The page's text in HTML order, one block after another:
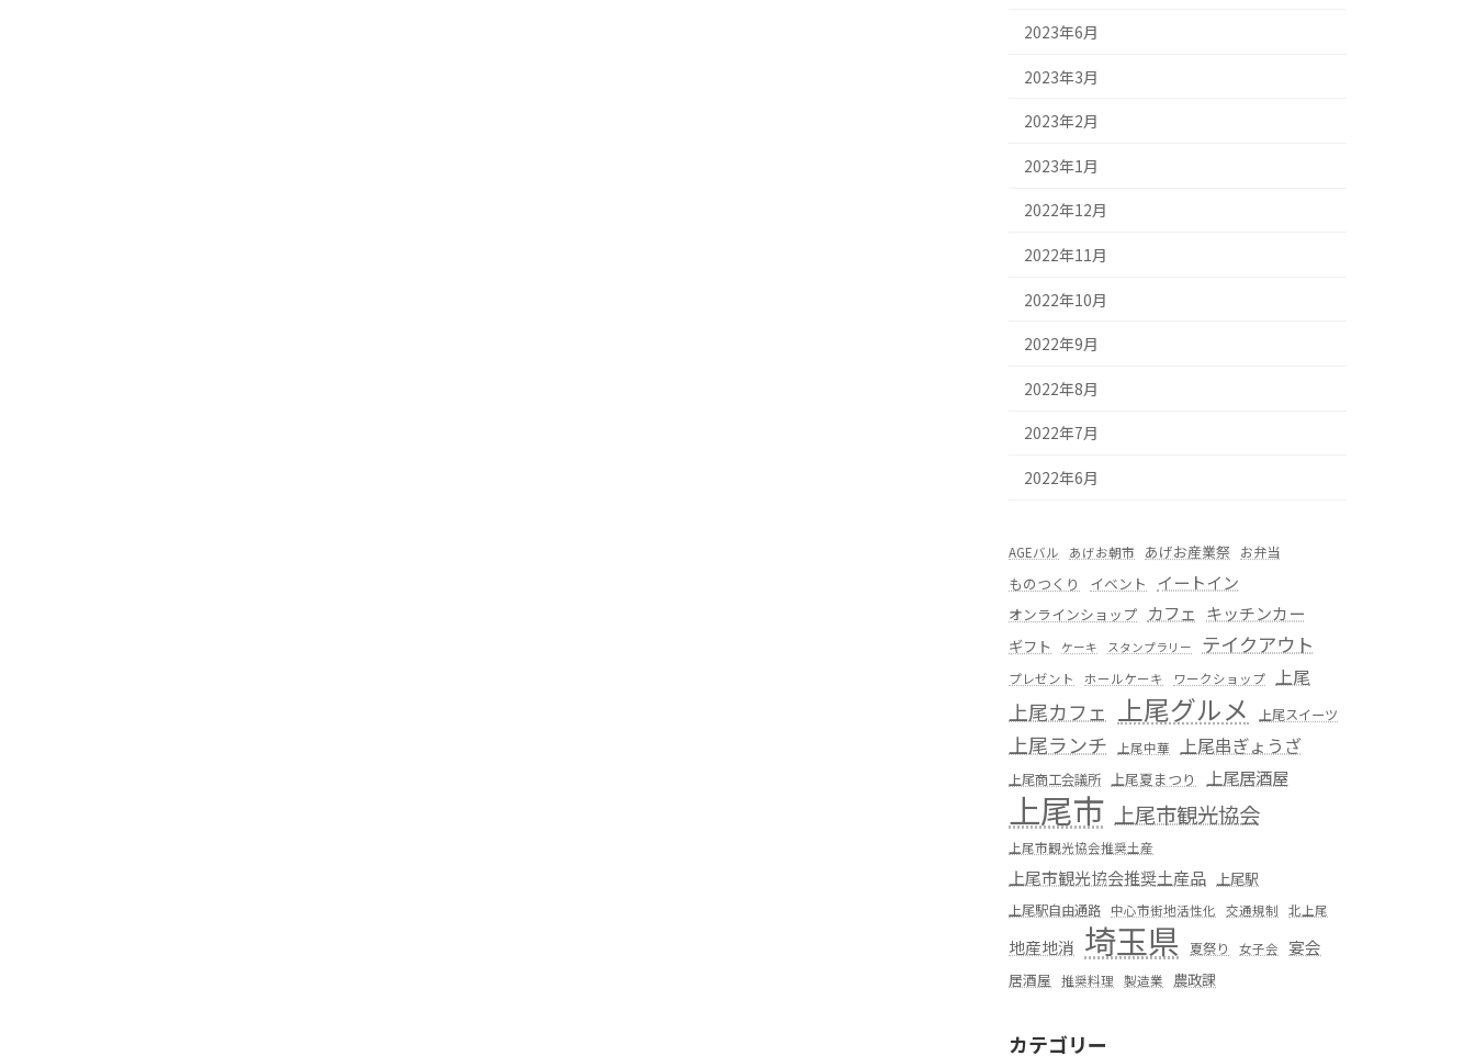
2023年6月
2023年3月
2023年2月
2023年1月
2022年12月
2022年11月
2022年10月
2022年9月
2022年8月
2022年7月
2022年6月
AGEバル あげお朝市 あげお産業祭 お弁当
ものつくり イベント イートイン
オンラインショップ カフェ キッチンカー
ギフト ケーキ スタンプラリー テイクアウト
プレゼント ホールケーキ ワークショップ 上尾
上尾カフェ 上尾グルメ 上尾スイーツ
上尾ランチ 上尾中華 上尾串ぎょうざ
上尾商工会議所 上尾夏まつり 上尾居酒屋
上尾市 上尾市観光協会
上尾市観光協会推奨土産
上尾市観光協会推奨土産品 上尾駅
上尾駅自由通路 中心市街地活性化 交通規制 北上尾
地産地消 埼玉県 夏祭り 女子会 宴会
居酒屋 推奨料理 製造業 農政課
カテゴリー